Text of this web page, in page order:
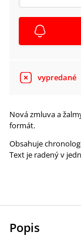
vypredané
Nová zmluva a
formát.
Obsahuje
Text je radený v
Popis